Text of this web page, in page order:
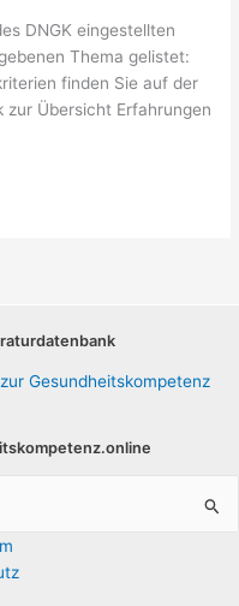
DNGK eingestellten
Thema gelistet:
finden Sie auf der
Übersicht Erfahrungen
Gesundheitskompetenz